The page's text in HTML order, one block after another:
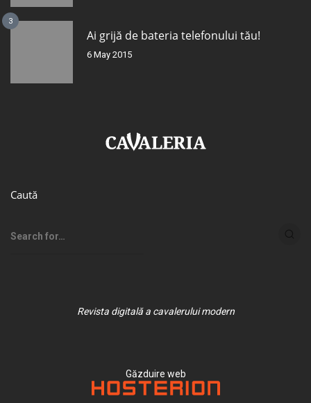
3
Ai grijă de bateria telefonului tău!
6 May 2015
Caută
Revista digitală a cavalerului modern
Găzduire web